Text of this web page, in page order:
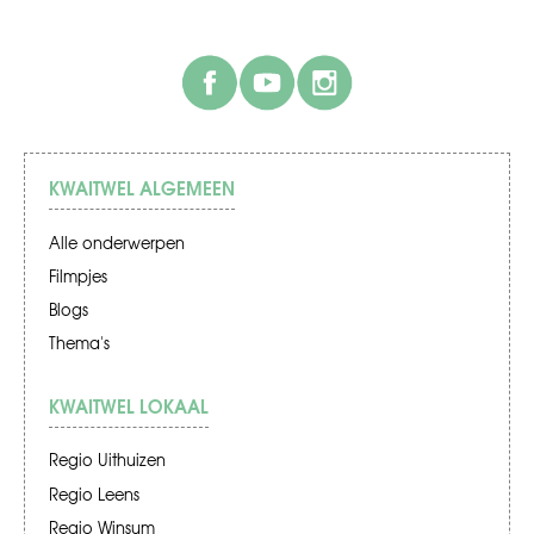
facebook
KWAITWEL ALGEMEEN
Alle onderwerpen
Filmpjes
Blogs
Thema's
KWAITWEL LOKAAL
Regio Uithuizen
Regio Leens
Regio Winsum